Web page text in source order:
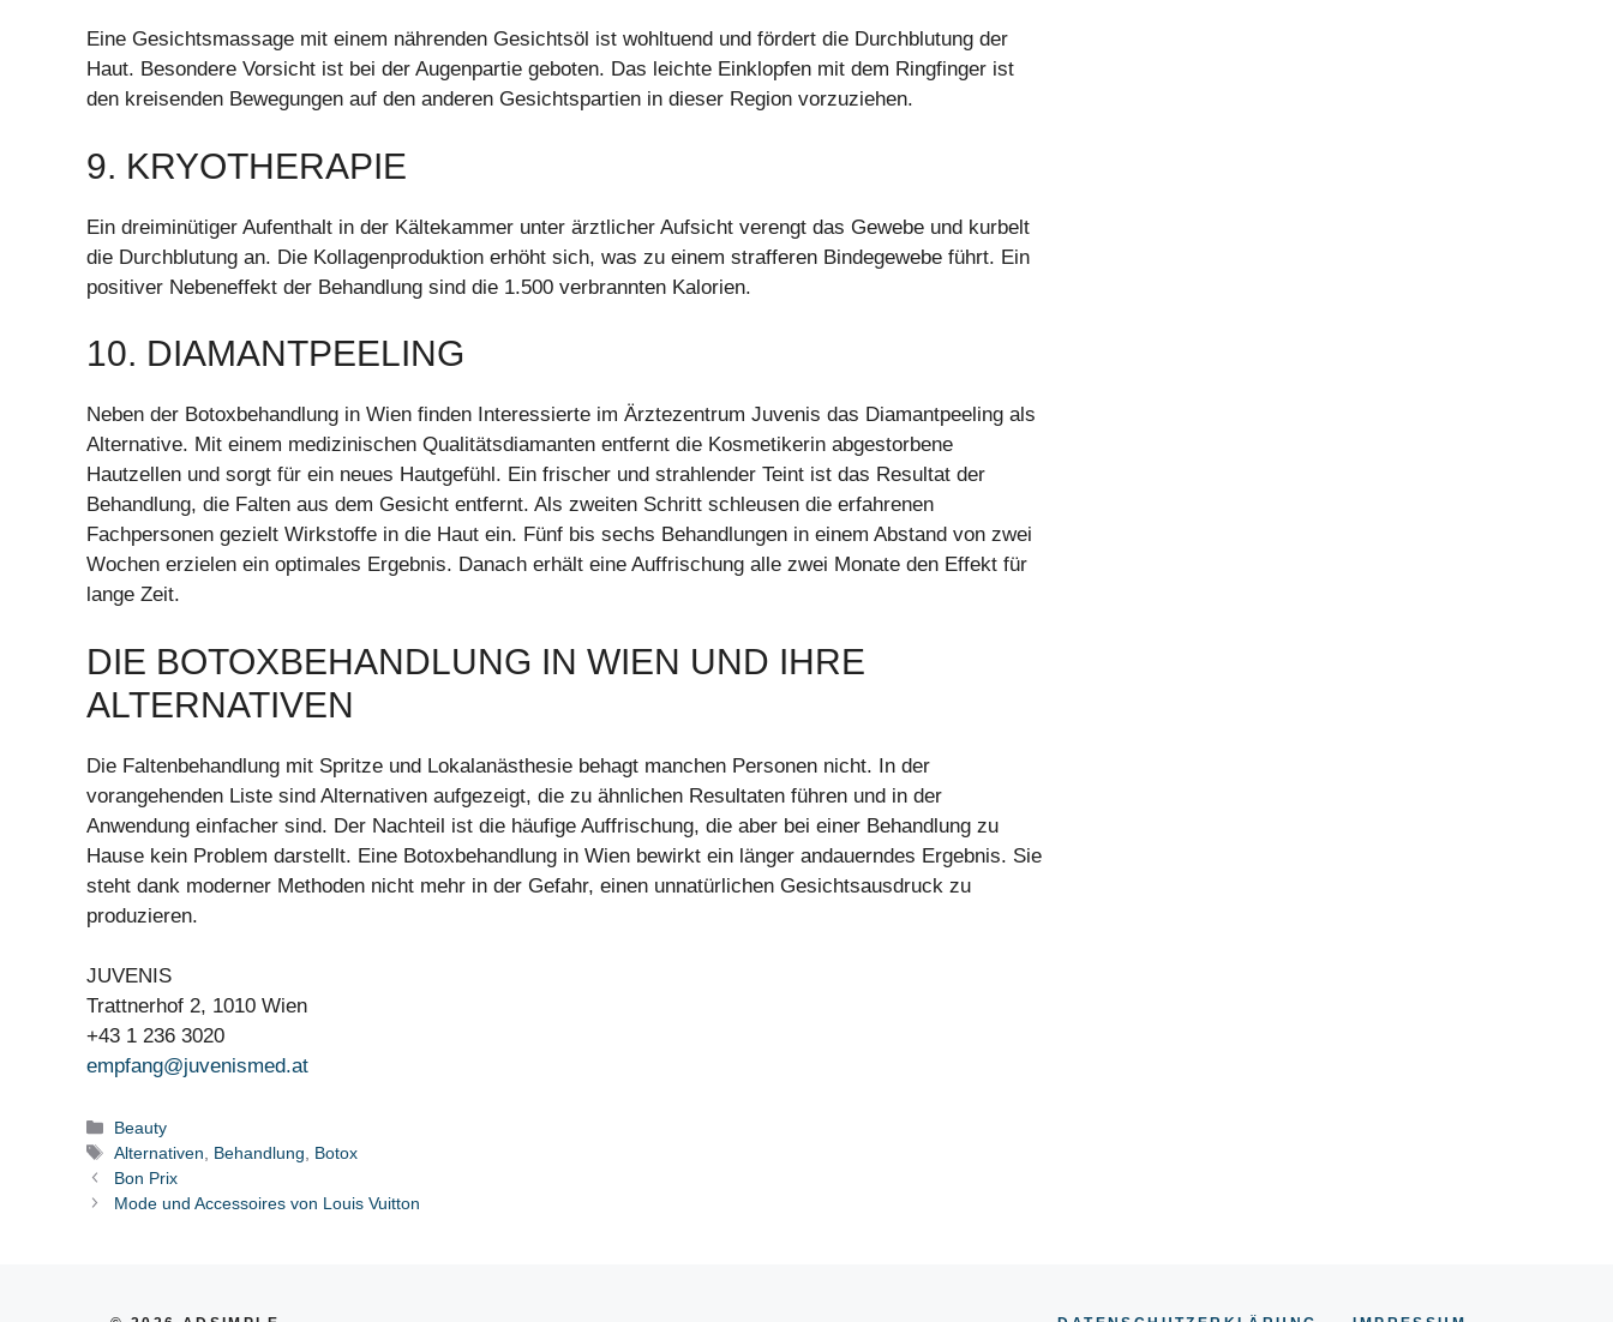
Eine Gesichtsmassage mit einem nährenden Gesichtsöl ist wohltuend und fördert die Durchblutung der
Haut. Besondere Vorsicht ist bei der Augenpartie geboten. Das leichte Einklopfen mit dem Ringfinger ist
den kreisenden Bewegungen auf den anderen Gesichtspartien in dieser Region vorzuziehen.
9. KRYOTHERAPIE
Ein dreiminütiger Aufenthalt in der Kältekammer unter ärztlicher Aufsicht verengt das Gewebe und kurbelt
die Durchblutung an. Die Kollagenproduktion erhöht sich, was zu einem strafferen Bindegewebe führt. Ein
positiver Nebeneffekt der Behandlung sind die 1.500 verbrannten Kalorien.
10. DIAMANTPEELING
Neben der Botoxbehandlung in Wien finden Interessierte im Ärztezentrum Juvenis das Diamantpeeling als
Alternative. Mit einem medizinischen Qualitätsdiamanten entfernt die Kosmetikerin abgestorbene
Hautzellen und sorgt für ein neues Hautgefühl. Ein frischer und strahlender Teint ist das Resultat der
Behandlung, die Falten aus dem Gesicht entfernt. Als zweiten Schritt schleusen die erfahrenen
Fachpersonen gezielt Wirkstoffe in die Haut ein. Fünf bis sechs Behandlungen in einem Abstand von zwei
Wochen erzielen ein optimales Ergebnis. Danach erhält eine Auffrischung alle zwei Monate den Effekt für
lange Zeit.
DIE BOTOXBEHANDLUNG IN WIEN UND IHRE
ALTERNATIVEN
Die Faltenbehandlung mit Spritze und Lokalanästhesie behagt manchen Personen nicht. In der
vorangehenden Liste sind Alternativen aufgezeigt, die zu ähnlichen Resultaten führen und in der
Anwendung einfacher sind. Der Nachteil ist die häufige Auffrischung, die aber bei einer Behandlung zu
Hause kein Problem darstellt. Eine Botoxbehandlung in Wien bewirkt ein länger andauerndes Ergebnis. Sie
steht dank moderner Methoden nicht mehr in der Gefahr, einen unnatürlichen Gesichtsausdruck zu
produzieren.
JUVENIS
Trattnerhof 2, 1010 Wien
+43 1 236 3020
empfang@juvenismed.at
Kategorien
Beauty
Schlagwörter
Alternativen Behandlung
Botox
Bon Prix
Mode und Accessoires von Louis Vuitton